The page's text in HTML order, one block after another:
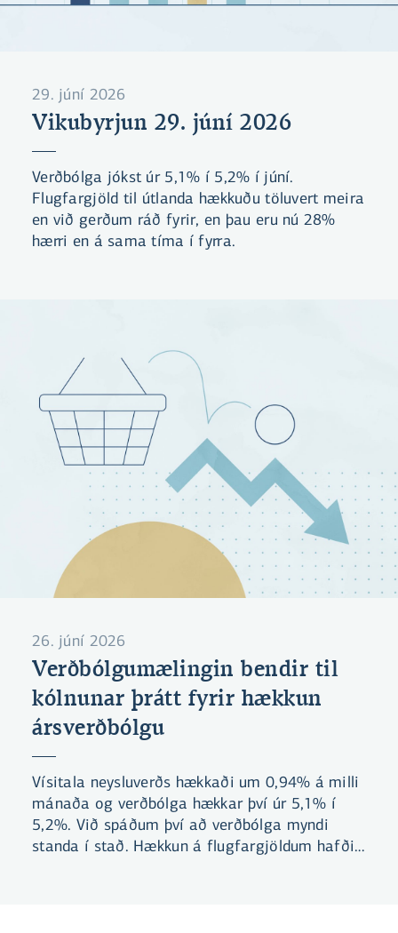
29. júní 2026
Vikubyrjun 29. júní 2026
Verðbólga jókst úr 5,1% í 5,2% í júní.
Flugfargjöld til útlanda hækkuðu töluvert meira
en við gerðum ráð fyrir, en þau eru nú 28%
hærri en á sama tíma í fyrra.
26. júní 2026
Verðbólgumælingin bendir til
kólnunar þrátt fyrir hækkun
ársverðbólgu
Vísitala neysluverðs hækkaði um 0,94% á milli
mánaða og verðbólga hækkar því úr 5,1% í
5,2%. Við spáðum því að verðbólga myndi
standa í stað. Hækkun á flugfargjöldum hafði